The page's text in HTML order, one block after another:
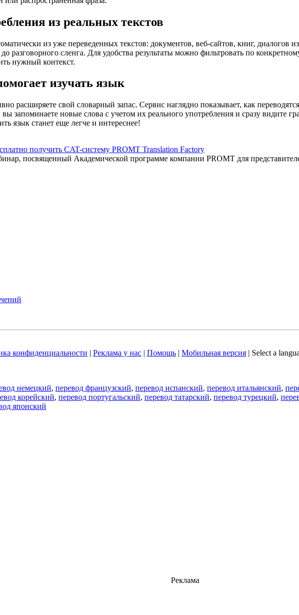
из реальных текстов
из уже переведенных текстов: документов, веб-сайтов, книг, диалогов
разговорного сленга. Для удобства результаты можно фильтровать по
нужный контекст.
изучать язык
расширяете свой словарный запас. Сервис наглядно показывает, как
запоминаете новые слова с учетом их реального употребления и сразу видите
язык станет еще легче и интереснее!
получить CAT-систему PROMT Translation Factory
посвященный Академической программе компании PROMT для
конфиденциальности | Реклама у нас | Помощь | Мобильная версия | Select a
немецкий, перевод французский, перевод испанский, перевод итальянский,
корейский, перевод португальский, перевод татарский, перевод турецкий,
японский
Реклама